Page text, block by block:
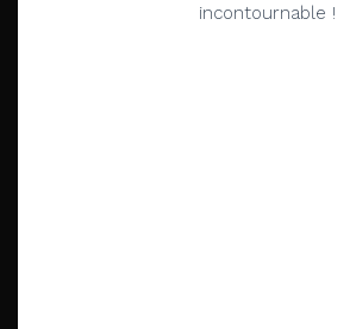
incontournable !